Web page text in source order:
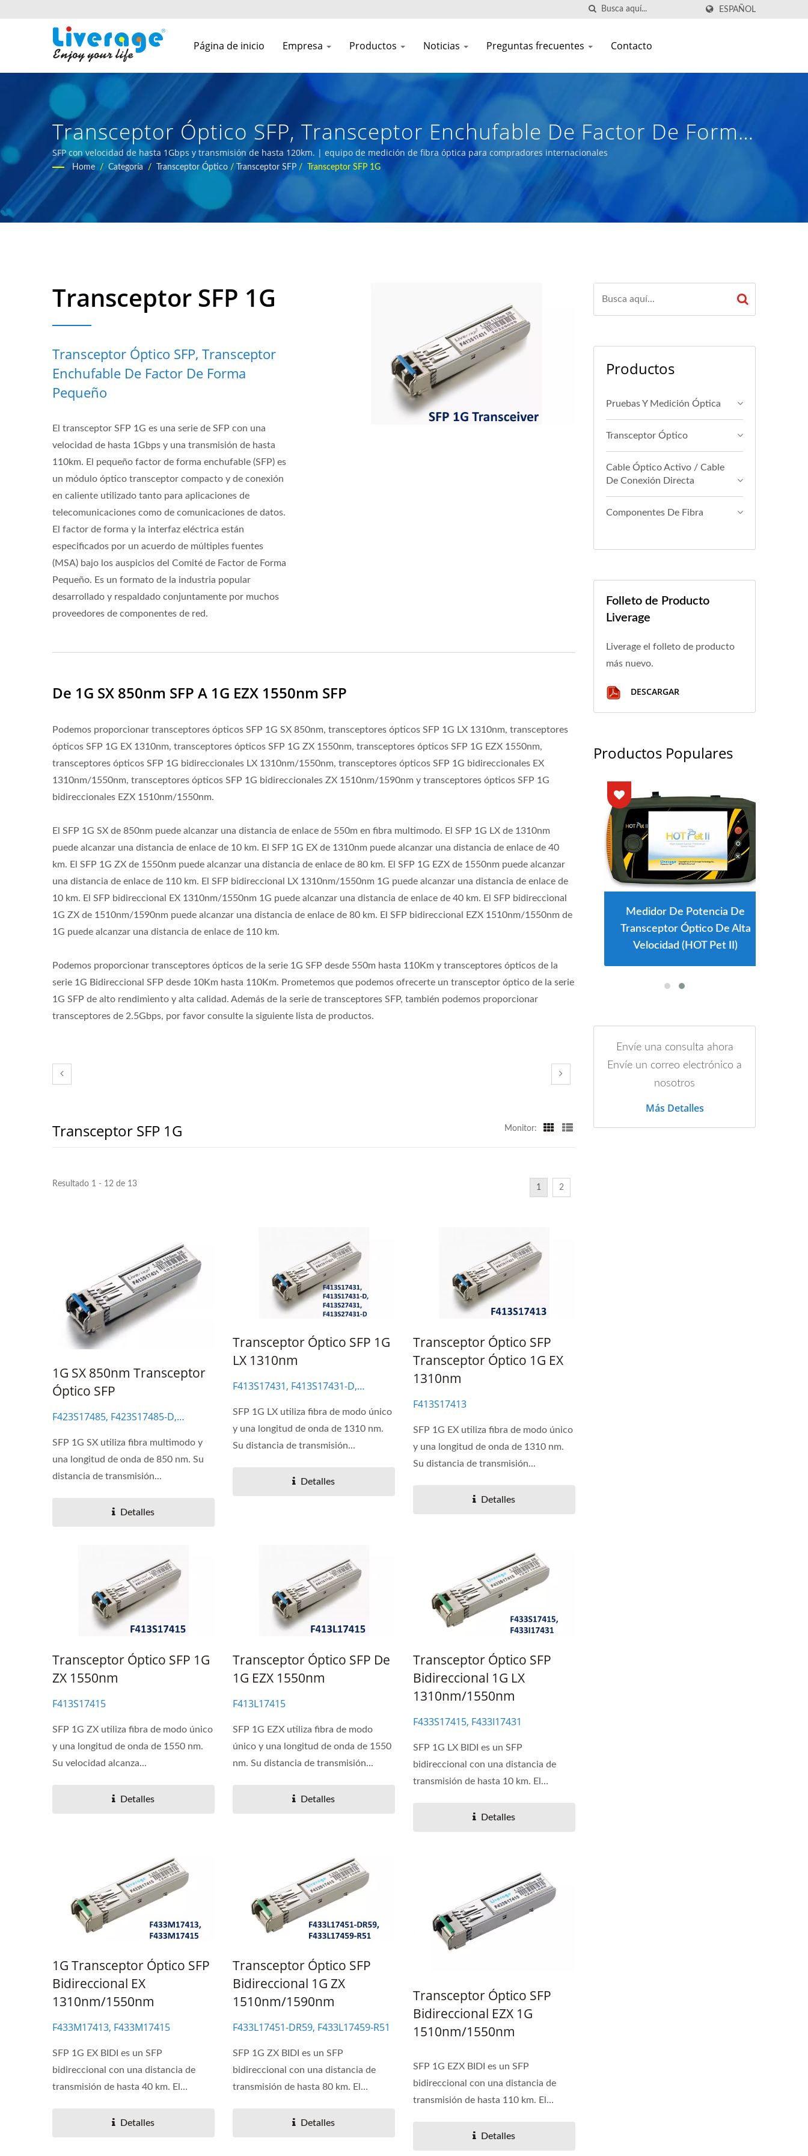
ESPAÑOL
Página de inicio Empresa Productos Noticias Preguntas frecuentes Contacto
Transceptor Óptico SFP, Transceptor Enchufable De Factor De Forma
Pequeño | Transceptores De Fibra Óptica De Alto Rendimiento Para
Redes 5g
SFP con velocidad de hasta 1Gbps y transmisión de hasta 120km. | equipo de medición de fibra óptica para compradores internacionales
Home / Categoría / Transceptor Óptico / Transceptor SFP / Transceptor SFP 1G
Transceptor SFP 1G
Transceptor Óptico SFP, Transceptor
Enchufable De Factor De Forma
Pequeño
El transceptor SFP 1G es una serie de SFP con una
velocidad de hasta 1Gbps y una transmisión de hasta
110km. El pequeño factor de forma enchufable (SFP) es
un módulo óptico transceptor compacto y de conexión
en caliente utilizado tanto para aplicaciones de
telecomunicaciones como de comunicaciones de datos.
El factor de forma y la interfaz eléctrica están
especificados por un acuerdo de múltiples fuentes
(MSA) bajo los auspicios del Comité de Factor de Forma
Pequeño. Es un formato de la industria popular
desarrollado y respaldado conjuntamente por muchos
proveedores de componentes de red.
De 1G SX 850nm SFP A 1G EZX 1550nm SFP
Podemos proporcionar transceptores ópticos SFP 1G SX 850nm, transceptores ópticos SFP 1G LX 1310nm, transceptores
ópticos SFP 1G EX 1310nm, transceptores ópticos SFP 1G ZX 1550nm, transceptores ópticos SFP 1G EZX 1550nm,
transceptores ópticos SFP 1G bidireccionales LX 1310nm/1550nm, transceptores ópticos SFP 1G bidireccionales EX
1310nm/1550nm, transceptores ópticos SFP 1G bidireccionales ZX 1510nm/1590nm y transceptores ópticos SFP 1G
bidireccionales EZX 1510nm/1550nm.
El SFP 1G SX de 850nm puede alcanzar una distancia de enlace de 550m en fibra multimodo. El SFP 1G LX de 1310nm
puede alcanzar una distancia de enlace de 10 km. El SFP 1G EX de 1310nm puede alcanzar una distancia de enlace de 40
km. El SFP 1G ZX de 1550nm puede alcanzar una distancia de enlace de 80 km. El SFP 1G EZX de 1550nm puede alcanzar
una distancia de enlace de 110 km. El SFP bidireccional LX 1310nm/1550nm 1G puede alcanzar una distancia de enlace de
10 km. El SFP bidireccional EX 1310nm/1550nm 1G puede alcanzar una distancia de enlace de 40 km. El SFP bidireccional
1G ZX de 1510nm/1590nm puede alcanzar una distancia de enlace de 80 km. El SFP bidireccional EZX 1510nm/1550nm de
1G puede alcanzar una distancia de enlace de 110 km.
Podemos proporcionar transceptores ópticos de la serie 1G SFP desde 550m hasta 110Km y transceptores ópticos de la
serie 1G Bidireccional SFP desde 10Km hasta 110Km. Prometemos que podemos ofrecerte un transceptor óptico de la serie
1G SFP de alto rendimiento y alta calidad. Además de la serie de transceptores SFP, también podemos proporcionar
transceptores de 2.5Gbps, por favor consulte la siguiente lista de productos.
Transceptor SFP 1G Monitor:
Resultado 1 - 12 de 13 1 2
1G SX 850nm Transceptor
Óptico SFP
F423S17485, F423S17485-D,
SFP 1G SX utiliza fibra multimodo y
una longitud de onda de 850 nm. Su
distancia de transmisión...
Detalles
Transceptor Óptico SFP 1G
LX 1310nm
F413S17431, F413S17431-D,
SFP 1G LX utiliza fibra de modo único
y una longitud de onda de 1310 nm.
Su distancia de transmisión...
Detalles
Transceptor Óptico SFP
Transceptor Óptico 1G EX
1310nm
F413S17413
SFP 1G EX utiliza fibra de modo único
y una longitud de onda de 1310 nm.
Su distancia de transmisión...
Detalles
Transceptor Óptico SFP 1G
ZX 1550nm
F413S17415
SFP 1G ZX utiliza fibra de modo único
y una longitud de onda de 1550 nm.
Su velocidad alcanza...
Detalles
Transceptor Óptico SFP De
1G EZX 1550nm
F413L17415
SFP 1G EZX utiliza fibra de modo
único y una longitud de onda de 1550
nm. Su distancia de transmisión...
Detalles
Transceptor Óptico SFP
Bidireccional 1G LX
1310nm/1550nm
F433S17415, F433I17431
SFP 1G LX BIDI es un SFP
bidireccional con una distancia de
transmisión de hasta 10 km. El
Detalles
1G Transceptor Óptico SFP
Bidireccional EX
1310nm/1550nm
F433M17413, F433M17415
SFP 1G EX BIDI es un SFP
bidireccional con una distancia de
transmisión de hasta 40 km. El
Detalles
Transceptor Óptico SFP
Bidireccional 1G ZX
1510nm/1590nm
F433L17451-DR59, F433L17459-R51
SFP 1G ZX BIDI es un SFP
bidireccional con una distancia de
transmisión de hasta 80 km. El
Detalles
Transceptor Óptico SFP
Bidireccional EZX 1G
1510nm/1550nm
SFP 1G EZX BIDI es un SFP
bidireccional con una distancia de
transmisión de hasta 110 km. El
Detalles
Productos
Pruebas Y Medición Óptica
Transceptor Óptico
Cable Óptico Activo / Cable
De Conexión Directa
Componentes De Fibra
Folleto de Producto
Liverage
Liverage el folleto de producto
más nuevo.
DESCARGAR
Productos Populares
Ibert X1 Mini
Medidor De Potencia De
Transceptor Óptico De Alta
Ibert X1 Mini
Medidor De Potencia De
Transceptor Óptico De Alta
Velocidad (HOT Pet II)
Envíe una consulta ahora
Envíe un correo electrónico a
nosotros
Más Detalles